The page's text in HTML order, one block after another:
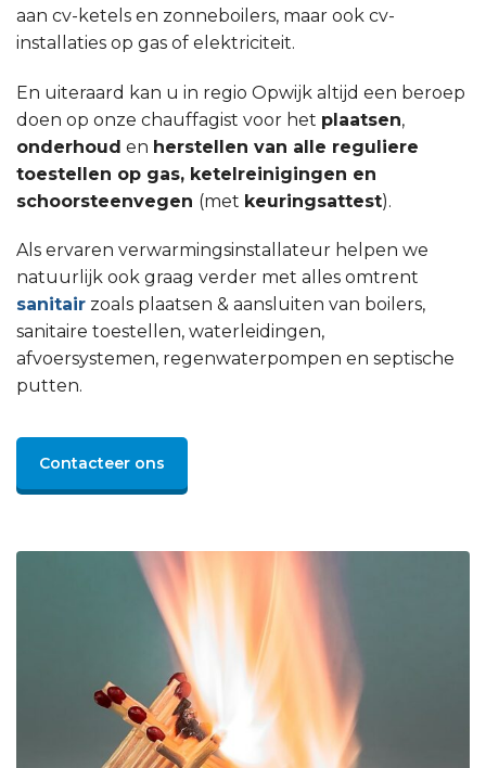
aan cv-ketels en zonneboilers, maar ook cv-
installaties op gas of elektriciteit.
En uiteraard kan u in regio Opwijk altijd een beroep
doen op onze chauffagist voor het plaatsen,
onderhoud en herstellen van alle reguliere
toestellen op gas, ketelreinigingen en
schoorsteenvegen (met keuringsattest).
Als ervaren verwarmingsinstallateur helpen we
natuurlijk ook graag verder met alles omtrent
sanitair zoals plaatsen & aansluiten van boilers,
sanitaire toestellen, waterleidingen,
afvoersystemen, regenwaterpompen en septische
putten.
Contacteer ons